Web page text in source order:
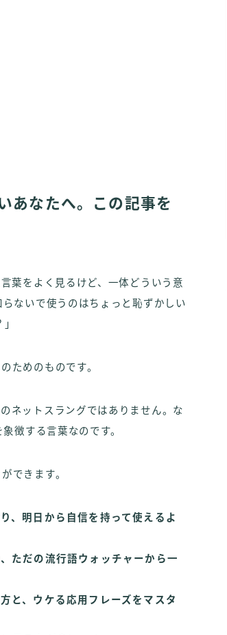
あなたへ。この記事を
葉をよく見るけど、一体どういう意
ないで使うのはちょっと恥ずかしい
ためのものです。
ネットスラングではありません。な
徴する言葉なのです。
できます。
、明日から自信を持って使えるよ
ただの流行語ウォッチャーから一
と、ウケる応用フレーズをマスタ